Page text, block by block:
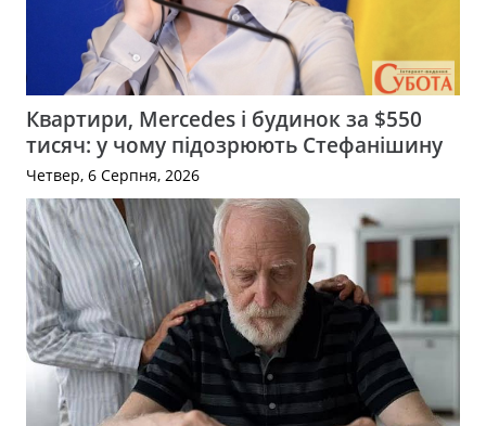
Квартири, Mercedes і будинок за $550
тисяч: у чому підозрюють Стефанішину
Четвер, 6 Серпня, 2026